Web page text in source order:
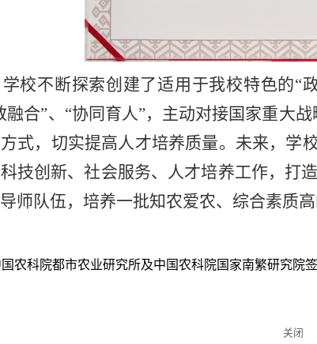
校不断探索创建了适用于我校特色的“
融合”、“协同育人”，主动对接国家重大
式，切实提高人才培养质量。未来，学
技创新、社会服务、人才培养工作，打
师队伍，培养一批知农爱农、综合素质
农科院都市农业研究所及中国农科院国家南繁研究院
关闭